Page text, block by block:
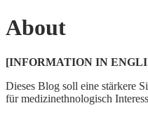
About
[INFORMATION IN
Dieses Blog soll eine stärkere
für medizinethnologisch